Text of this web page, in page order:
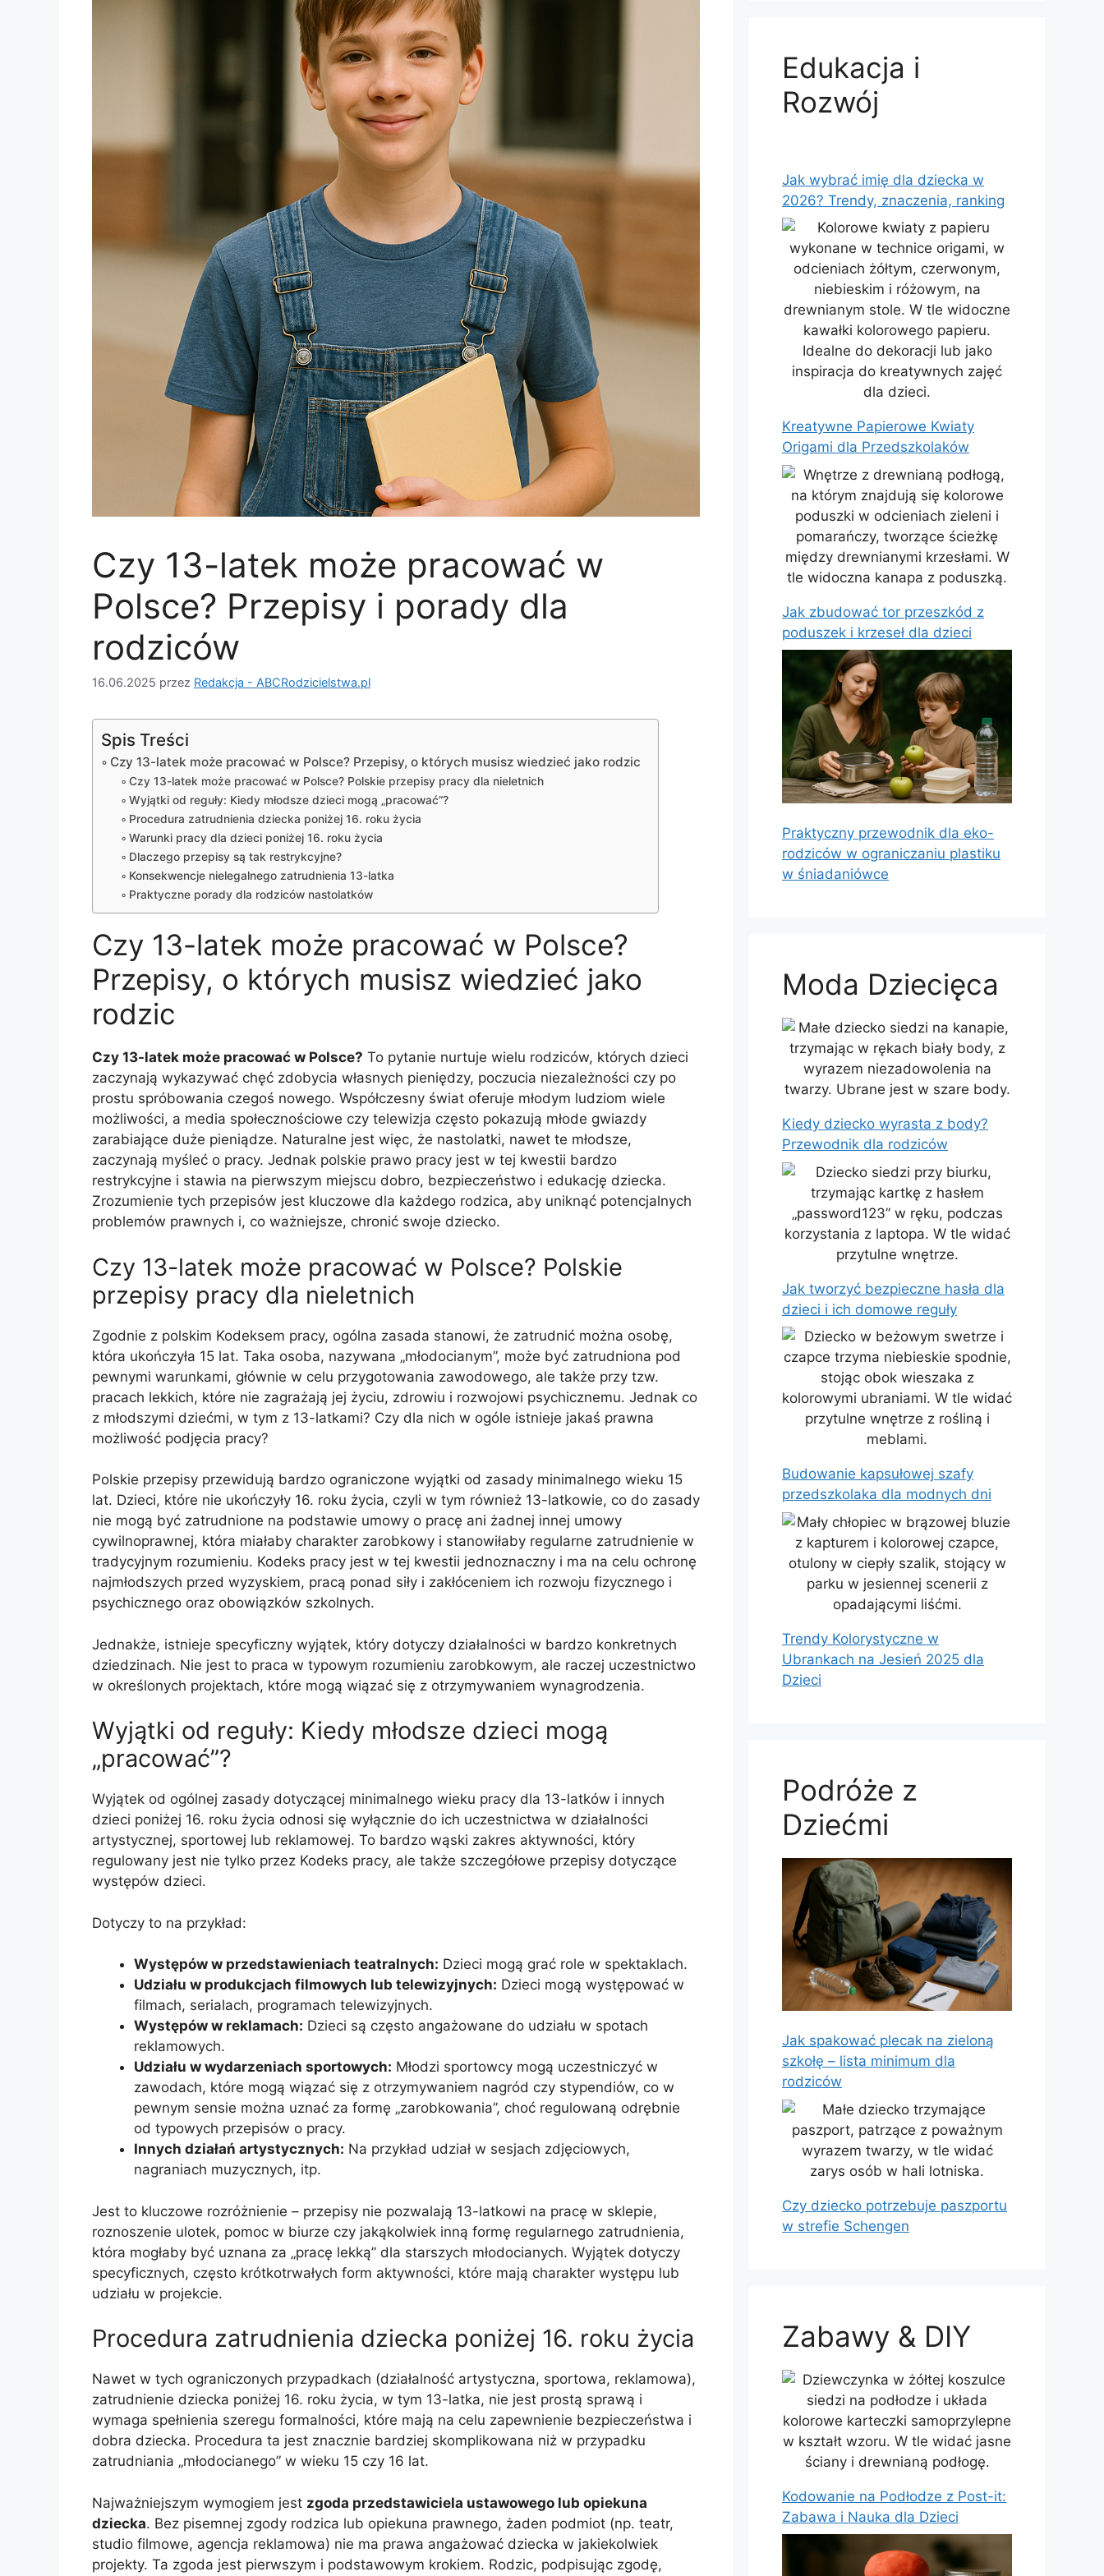
Czy 13-latek może pracować w
Polsce? Przepisy i porady dla
rodziców
16.06.2025 przez Redakcja - ABCRodzicielstwa.pl
Spis Treści
Czy 13-latek może pracować w Polsce? Przepisy, o których musisz wiedzieć jako rodzic
Czy 13-latek może pracować w Polsce? Polskie przepisy pracy dla nieletnich
Wyjątki od reguły: Kiedy młodsze dzieci mogą „pracować”?
Procedura zatrudnienia dziecka poniżej 16. roku życia
Warunki pracy dla dzieci poniżej 16. roku życia
Dlaczego przepisy są tak restrykcyjne?
Konsekwencje nielegalnego zatrudnienia 13-latka
Praktyczne porady dla rodziców nastolatków
Czy 13-latek może pracować w Polsce?
Przepisy, o których musisz wiedzieć jako
rodzic
Czy 13-latek może pracować w Polsce? To pytanie nurtuje wielu rodziców, których dzieci
zaczynają wykazywać chęć zdobycia własnych pieniędzy, poczucia niezależności czy po
prostu spróbowania czegoś nowego. Współczesny świat oferuje młodym ludziom wiele
możliwości, a media społecznościowe czy telewizja często pokazują młode gwiazdy
zarabiające duże pieniądze. Naturalne jest więc, że nastolatki, nawet te młodsze,
zaczynają myśleć o pracy. Jednak polskie prawo pracy jest w tej kwestii bardzo
restrykcyjne i stawia na pierwszym miejscu dobro, bezpieczeństwo i edukację dziecka.
Zrozumienie tych przepisów jest kluczowe dla każdego rodzica, aby uniknąć potencjalnych
problemów prawnych i, co ważniejsze, chronić swoje dziecko.
Czy 13-latek może pracować w Polsce? Polskie
przepisy pracy dla nieletnich
Zgodnie z polskim Kodeksem pracy, ogólna zasada stanowi, że zatrudnić można osobę,
która ukończyła 15 lat. Taka osoba, nazywana „młodocianym”, może być zatrudniona pod
pewnymi warunkami, głównie w celu przygotowania zawodowego, ale także przy tzw.
pracach lekkich, które nie zagrażają jej życiu, zdrowiu i rozwojowi psychicznemu. Jednak co
z młodszymi dziećmi, w tym z 13-latkami? Czy dla nich w ogóle istnieje jakaś prawna
możliwość podjęcia pracy?
Polskie przepisy przewidują bardzo ograniczone wyjątki od zasady minimalnego wieku 15
lat. Dzieci, które nie ukończyły 16. roku życia, czyli w tym również 13-latkowie, co do zasady
nie mogą być zatrudnione na podstawie umowy o pracę ani żadnej innej umowy
cywilnoprawnej, która miałaby charakter zarobkowy i stanowiłaby regularne zatrudnienie w
tradycyjnym rozumieniu. Kodeks pracy jest w tej kwestii jednoznaczny i ma na celu ochronę
najmłodszych przed wyzyskiem, pracą ponad siły i zakłóceniem ich rozwoju fizycznego i
psychicznego oraz obowiązków szkolnych.
Jednakże, istnieje specyficzny wyjątek, który dotyczy działalności w bardzo konkretnych
dziedzinach. Nie jest to praca w typowym rozumieniu zarobkowym, ale raczej uczestnictwo
w określonych projektach, które mogą wiązać się z otrzymywaniem wynagrodzenia.
Wyjątki od reguły: Kiedy młodsze dzieci mogą
„pracować”?
Wyjątek od ogólnej zasady dotyczącej minimalnego wieku pracy dla 13-latków i innych
dzieci poniżej 16. roku życia odnosi się wyłącznie do ich uczestnictwa w działalności
artystycznej, sportowej lub reklamowej. To bardzo wąski zakres aktywności, który
regulowany jest nie tylko przez Kodeks pracy, ale także szczegółowe przepisy dotyczące
występów dzieci.
Dotyczy to na przykład:
Występów w przedstawieniach teatralnych: Dzieci mogą grać role w spektaklach.
Udziału w produkcjach filmowych lub telewizyjnych: Dzieci mogą występować w
filmach, serialach, programach telewizyjnych.
Występów w reklamach: Dzieci są często angażowane do udziału w spotach
reklamowych.
Udziału w wydarzeniach sportowych: Młodzi sportowcy mogą uczestniczyć w
zawodach, które mogą wiązać się z otrzymywaniem nagród czy stypendiów, co w
pewnym sensie można uznać za formę „zarobkowania”, choć regulowaną odrębnie
od typowych przepisów o pracy.
Innych działań artystycznych: Na przykład udział w sesjach zdjęciowych,
nagraniach muzycznych, itp.
Jest to kluczowe rozróżnienie – przepisy nie pozwalają 13-latkowi na pracę w sklepie,
roznoszenie ulotek, pomoc w biurze czy jakąkolwiek inną formę regularnego zatrudnienia,
która mogłaby być uznana za „pracę lekką” dla starszych młodocianych. Wyjątek dotyczy
specyficznych, często krótkotrwałych form aktywności, które mają charakter występu lub
udziału w projekcie.
Procedura zatrudnienia dziecka poniżej 16. roku życia
Nawet w tych ograniczonych przypadkach (działalność artystyczna, sportowa, reklamowa),
zatrudnienie dziecka poniżej 16. roku życia, w tym 13-latka, nie jest prostą sprawą i
wymaga spełnienia szeregu formalności, które mają na celu zapewnienie bezpieczeństwa i
dobra dziecka. Procedura ta jest znacznie bardziej skomplikowana niż w przypadku
zatrudniania „młodocianego” w wieku 15 czy 16 lat.
Najważniejszym wymogiem jest zgoda przedstawiciela ustawowego lub opiekuna
dziecka. Bez pisemnej zgody rodzica lub opiekuna prawnego, żaden podmiot (np. teatr,
studio filmowe, agencja reklamowa) nie ma prawa angażować dziecka w jakiekolwiek
projekty. Ta zgoda jest pierwszym i podstawowym krokiem. Rodzic, podpisując zgodę,
Edukacja i
Rozwój
Jak wybrać imię dla dziecka w
2026? Trendy, znaczenia, ranking
Kreatywne Papierowe Kwiaty
Origami dla Przedszkolaków
Jak zbudować tor przeszkód z
poduszek i krzeseł dla dzieci
Praktyczny przewodnik dla eko-
rodziców w ograniczaniu plastiku
w śniadaniówce
Moda Dziecięca
Kiedy dziecko wyrasta z body?
Przewodnik dla rodziców
Jak tworzyć bezpieczne hasła dla
dzieci i ich domowe reguły
Budowanie kapsułowej szafy
przedszkolaka dla modnych dni
Trendy Kolorystyczne w
Ubrankach na Jesień 2025 dla
Dzieci
Podróże z
Dziećmi
Jak spakować plecak na zieloną
szkołę – lista minimum dla
rodziców
Czy dziecko potrzebuje paszportu
w strefie Schengen
Zabawy & DIY
Kodowanie na Podłodze z Post-it:
Zabawa i Nauka dla Dzieci